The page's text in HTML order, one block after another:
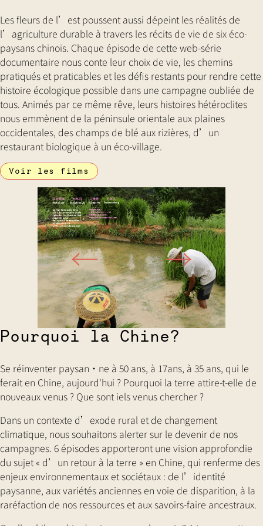
Les fleurs de l’est poussent aussi dépeint les réalités de
l’agriculture durable à travers les récits de vie de six éco-
paysans chinois. Chaque épisode de cette web-série
documentaire nous conte leur choix de vie, les chemins
pratiqués et praticables et les défis restants pour rendre cette
histoire écologique possible dans une campagne oubliée de
tous. Animés par ce même rêve, leurs histoires hétéroclites
nous emmènent de la péninsule orientale aux plaines
occidentales, des champs de blé aux rizières, d’un
restaurant biologique à un éco-village.
Voir les films
← →
Pourquoi la Chine?
Se réinventer paysan·ne à 50 ans, à 17ans, à 35 ans, qui le
ferait en Chine, aujourd'hui ? Pourquoi la terre attire-t-elle de
nouveaux venus ? Que sont iels venus chercher ?
Dans un contexte d’exode rural et de changement
climatique, nous souhaitons alerter sur le devenir de nos
campagnes. 6 épisodes apporteront une vision approfondie
du sujet « d’un retour à la terre » en Chine, qui renferme des
enjeux environnementaux et sociétaux : de l’identité
paysanne, aux variétés anciennes en voie de disparition, à la
raréfaction de nos ressources et aux savoirs-faire ancestraux.